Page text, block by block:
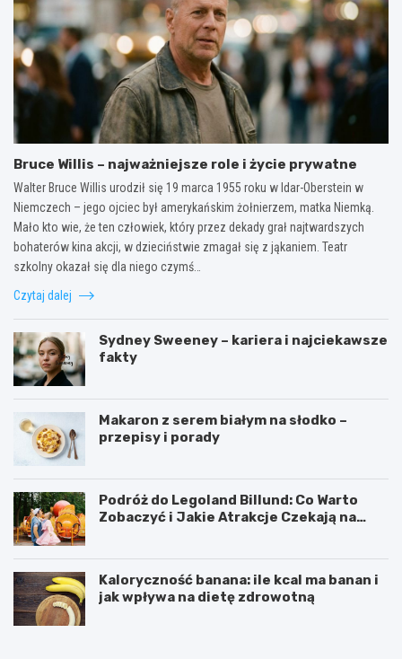
Bruce Willis – najważniejsze role i życie prywatne
Walter Bruce Willis urodził się 19 marca 1955 roku w Idar-Oberstein w
Niemczech – jego ojciec był amerykańskim żołnierzem, matka Niemką.
Mało kto wie, że ten człowiek, który przez dekady grał najtwardszych
bohaterów kina akcji, w dzieciństwie zmagał się z jąkaniem. Teatr
szkolny okazał się dla niego czymś…
Czytaj dalej
Sydney Sweeney – kariera i najciekawsze
fakty
Makaron z serem białym na słodko –
przepisy i porady
Podróż do Legoland Billund: Co Warto
Zobaczyć i Jakie Atrakcje Czekają na
Kaloryczność banana: ile kcal ma banan i
jak wpływa na dietę zdrowotną
K
D